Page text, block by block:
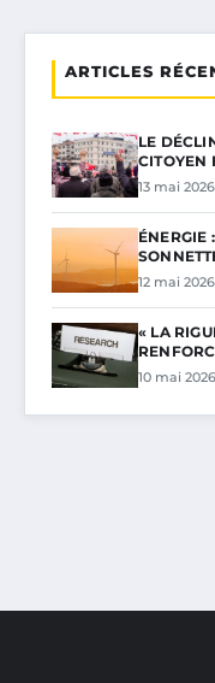
ARTICLES
LE
CITOYEN
13 mai 2026
ÉNERGIE
12 mai 2026
« LA
10 mai 2026